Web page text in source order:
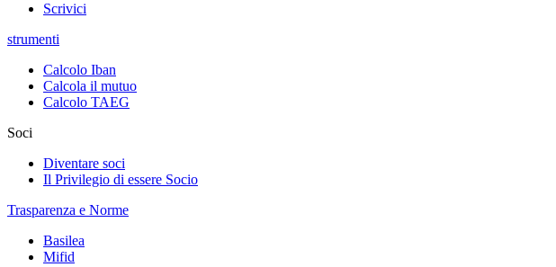
Scrivici
strumenti
Calcolo Iban
Calcola il mutuo
Calcolo TAEG
Soci
Diventare soci
Il Privilegio di essere Socio
Trasparenza e Norme
Basilea
Mifid